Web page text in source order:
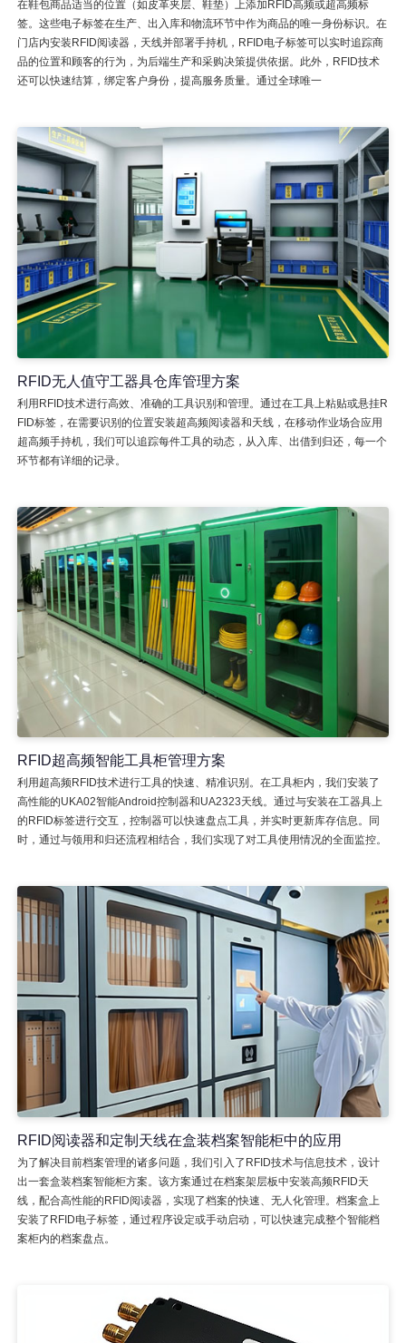
在鞋包商品适当的位置（如皮革夹层、鞋垫）上添加RFID高频或超高频标
签。这些电子标签在生产、出入库和物流环节中作为商品的唯一身份标识。在
门店内安装RFID阅读器，天线并部署手持机，RFID电子标签可以实时追踪商
品的位置和顾客的行为，为后端生产和采购决策提供依据。此外，RFID技术
还可以快速结算，绑定客户身份，提高服务质量。通过全球唯一
RFID无人值守工器具仓库管理方案
利用RFID技术进行高效、准确的工具识别和管理。通过在工具上粘贴或悬挂R
FID标签，在需要识别的位置安装超高频阅读器和天线，在移动作业场合应用
超高频手持机，我们可以追踪每件工具的动态，从入库、出借到归还，每一个
环节都有详细的记录。
RFID超高频智能工具柜管理方案
利用超高频RFID技术进行工具的快速、精准识别。在工具柜内，我们安装了
高性能的UKA02智能Android控制器和UA2323天线。通过与安装在工器具上
的RFID标签进行交互，控制器可以快速盘点工具，并实时更新库存信息。同
时，通过与领用和归还流程相结合，我们实现了对工具使用情况的全面监控。
RFID阅读器和定制天线在盒装档案智能柜中的应用
为了解决目前档案管理的诸多问题，我们引入了RFID技术与信息技术，设计
出一套盒装档案智能柜方案。该方案通过在档案架层板中安装高频RFID天
线，配合高性能的RFID阅读器，实现了档案的快速、无人化管理。档案盒上
安装了RFID电子标签，通过程序设定或手动启动，可以快速完成整个智能档
案柜内的档案盘点。